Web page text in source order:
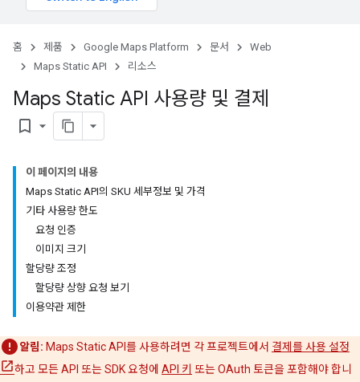
홈 제품 Google Maps Platform 문서
Web
Maps Static API
리소스
Maps Static API 사용량 및 결제
bookmark_border
이 페이지의 내용
Maps Static API의 SKU 세부정보 및 가격
기타 사용량 한도
요청 인증
이미지 크기
할당량 조정
할당량 상향 요청 보기
이용약관 제한
알림: Maps Static API를 사용하려면 각 프로젝트에서 결제를 사용 설정
하고 모든 API 또는 SDK 요청에 API 키 또는 OAuth 토큰을 포함해야 합니